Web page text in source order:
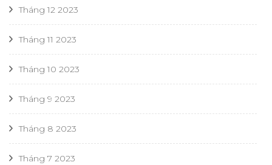
Tháng 12 2023
Tháng 11 2023
Tháng 10 2023
Tháng 9 2023
Tháng 8 2023
Tháng 7 2023